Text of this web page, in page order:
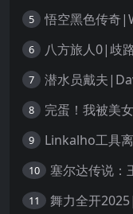
5 悟空黑色传奇
6 八方旅人0|歧
7 潜水员戴夫
8 完蛋！我被美
9 Linkalho工具
10
11 舞力全开